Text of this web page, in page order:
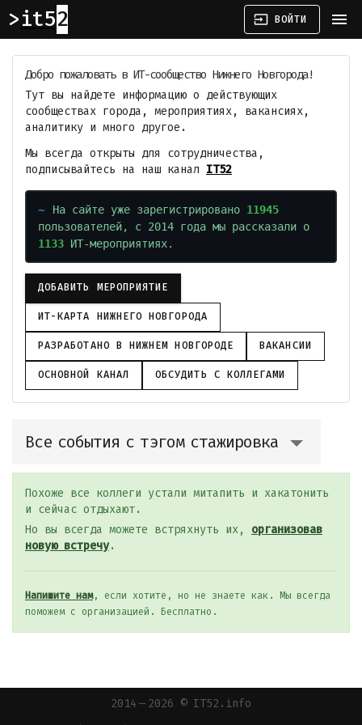
it52 input ВОЙТИ menu
Добро пожаловать в ИТ-сообщество Нижнего Новгорода!
Тут вы найдете информацию о действующих
сообществах города, мероприятиях, вакансиях,
аналитику и много другое.
Мы всегда открыты для сотрудничества,
подписывайтесь на наш канал IT52
На сайте уже зарегистрировано 11945
пользователей, с 2014 года мы рассказали о
1133 ИТ-мероприятиях.
ДОБАВИТЬ МЕРОПРИЯТИЕ
ИТ-КАРТА НИЖНЕГО НОВГОРОДА
РАЗРАБОТАНО В НИЖНЕМ НОВГОРОДЕ ВАКАНСИИ
ОСНОВНОЙ КАНАЛ ОБСУДИТЬ С КОЛЛЕГАМИ
Все события с тэгом стажировка
Похоже все коллеги устали митапить и хакатонить
и сейчас отдыхают.
Но вы всегда можете встряхнуть их, организовав
новую встречу.
Напишите нам, если хотите, но не знаете как. Мы всегда
поможем с организацией. Бесплатно.
2014 — 2026 © IT52.info